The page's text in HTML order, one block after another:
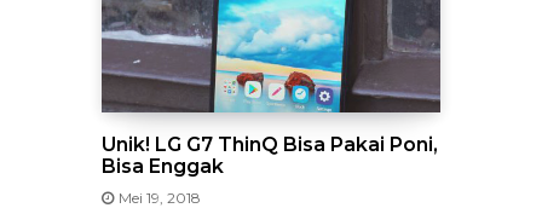
Unik! LG G7 ThinQ Bisa Pakai Poni,
Bisa Enggak
Mei 19, 2018